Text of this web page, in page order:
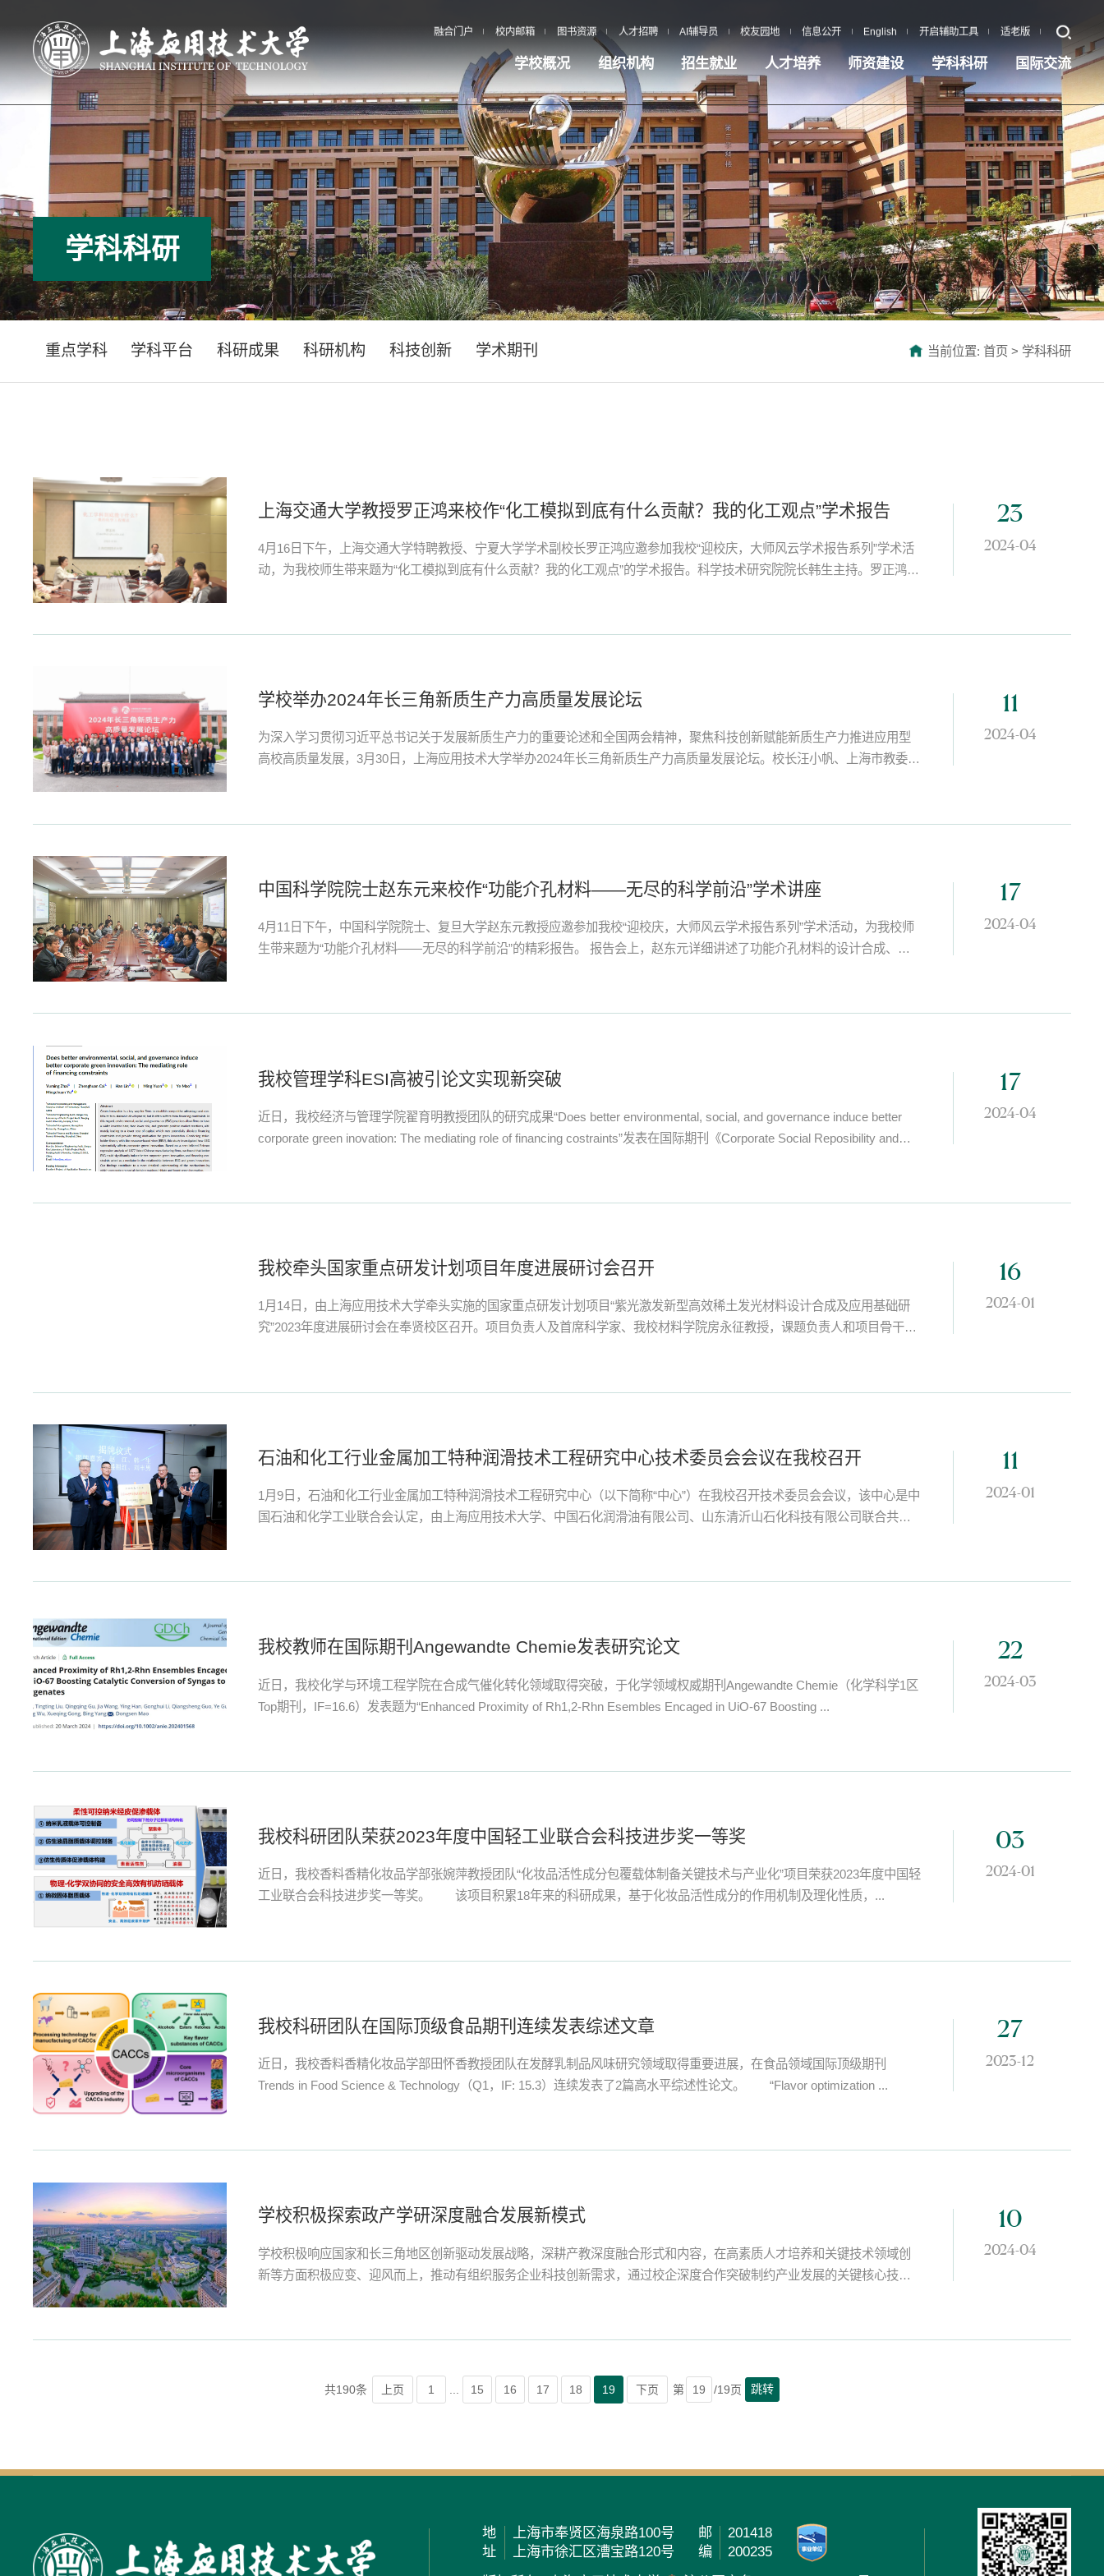
融合门户 校内邮箱 图书资源 人才招聘 AI辅导员 校友园地 信息公开 English 开启辅助工具 适老版
学校概况 组织机构 招生就业 人才培养 师资建设 学科科研 国际交流
学科科研
重点学科 学科平台 科研成果 科研机构 科技创新 学术期刊 当前位置: 首页 > 学科科研
​上海交通大学教授罗正鸿来校作“化工模拟到底有什么贡献？我的化工观点”学术报告
4月16日下午，上海交通大学特聘教授、宁夏大学学术副校长罗正鸿应邀参加我校“迎校庆，大师风云学术报告系列”学术活
动，为我校师生带来题为“化工模拟到底有什么贡献？我的化工观点”的学术报告。科学技术研究院院长韩生主持。罗正鸿通
23
2024-04
学校举办2024年长三角新质生产力高质量发展论坛
为深入学习贯彻习近平总书记关于发展新质生产力的重要论述和全国两会精神，聚焦科技创新赋能新质生产力推进应用型
高校高质量发展，3月30日，上海应用技术大学举办2024年长三角新质生产力高质量发展论坛。校长汪小帆、上海市教委科
11
2024-04
中国科学院院士赵东元来校作“功能介孔材料——无尽的科学前沿”学术讲座
4月11日下午，中国科学院院士、复旦大学赵东元教授应邀参加我校“迎校庆，大师风云学术报告系列”学术活动，为我校师
生带来题为“功能介孔材料——无尽的科学前沿”的精彩报告。 报告会上，赵东元详细讲述了功能介孔材料的设计合成、结
17
2024-04
我校管理学科ESI高被引论文实现新突破
近日，我校经济与管理学院翟育明教授团队的研究成果“Does better environmental, social, and governance induce better
corporate green inovation: The mediating role of financing costraints”发表在国际期刊《Corporate Social Reposibility and
17
2024-04
我校牵头国家重点研发计划项目年度进展研讨会召开
1月14日，由上海应用技术大学牵头实施的国家重点研发计划项目“紫光激发新型高效稀土发光材料设计合成及应用基础研
究”2023年度进展研讨会在奉贤校区召开。项目负责人及首席科学家、我校材料学院房永征教授，课题负责人和项目骨干成
16
2024-01
石油和化工行业金属加工特种润滑技术工程研究中心技术委员会会议在我校召开
1月9日，石油和化工行业金属加工特种润滑技术工程研究中心（以下简称“中心”）在我校召开技术委员会会议，该中心是中
国石油和化学工业联合会认定，由上海应用技术大学、中国石化润滑油有限公司、山东清沂山石化科技有限公司联合共
11
2024-01
我校教师在国际期刊Angewandte Chemie发表研究论文
近日，我校化学与环境工程学院在合成气催化转化领域取得突破，于化学领域权威期刊Angewandte Chemie（化学科学1区
Top期刊，IF=16.6）发表题为“Enhanced Proximity of Rh1,2-Rhn Esembles Encaged in UiO-67 Boosting ...
22
2024-03
我校科研团队荣获2023年度中国轻工业联合会科技进步奖一等奖
近日，我校香料香精化妆品学部张婉萍教授团队“化妆品活性成分包覆载体制备关键技术与产业化”项目荣获2023年度中国轻
工业联合会科技进步奖一等奖。 该项目积累18年来的科研成果，基于化妆品活性成分的作用机制及理化性质，...
03
2024-01
我校科研团队在国际顶级食品期刊连续发表综述文章
近日，我校香料香精化妆品学部田怀香教授团队在发酵乳制品风味研究领域取得重要进展，在食品领域国际顶级期刊
Trends in Food Science & Technology（Q1，IF: 15.3）连续发表了2篇高水平综述性论文。 “Flavor optimization ...
27
2023-12
学校积极探索政产学研深度融合发展新模式
学校积极响应国家和长三角地区创新驱动发展战略，深耕产教深度融合形式和内容，在高素质人才培养和关键技术领域创
新等方面积极应变、迎风而上，推动有组织服务企业科技创新需求，通过校企深度合作突破制约产业发展的关键核心技术
10
2024-04
共190条 上页 1 15 16 17 18 19 下页 第 /19页 跳转
地
址
上海市奉贤区海泉路100号
上海市徐汇区漕宝路120号
邮
编
201418
200235